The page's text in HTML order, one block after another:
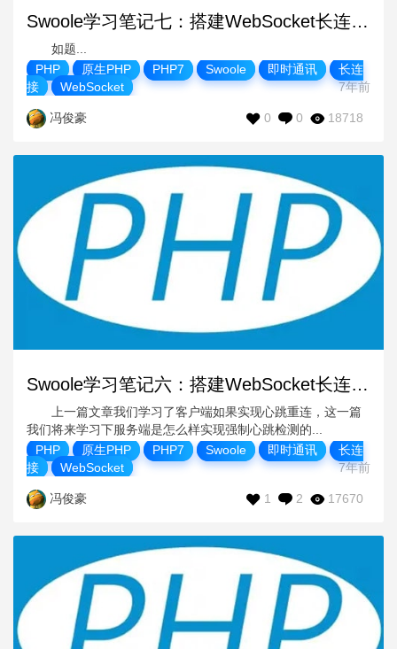
Swoole学习笔记七：搭建WebSocket长连接 之 使用 USER_ID 作为身份凭证
如题...
PHP
原生PHP PHP7 Swoole 即时通讯
长连
接
WebSocket 7年前
冯俊豪 18718
0
0
Swoole学习笔记六：搭建WebSocket长连接 之 服务端实现强制心跳检测
上一篇文章我们学习了客户端如果实现心跳重连，这一篇
我们将来学习下服务端是怎么样实现强制心跳检测的...
PHP
原生PHP PHP7 Swoole 即时通讯
长连
接
WebSocket 7年前
冯俊豪 17670
2
1